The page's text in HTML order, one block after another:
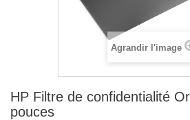
Agrandir l'image
HP Filtre de confidentialité
pouces